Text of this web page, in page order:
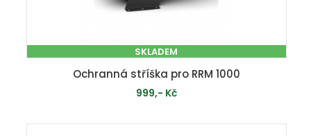
SKLADEM
Ochranná stříška pro RRM 1000
999,- Kč